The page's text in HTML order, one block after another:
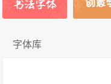
字体库